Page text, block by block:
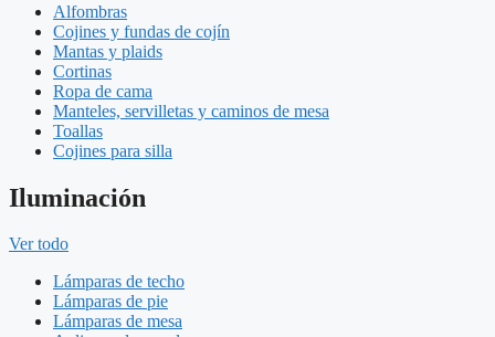
Alfombras
Cojines y fundas de cojín
Mantas y plaids
Cortinas
Ropa de cama
Manteles, servilletas y caminos de mesa
Toallas
Cojines para silla
Iluminación
Ver todo
Lámparas de techo
Lámparas de pie
Lámparas de mesa